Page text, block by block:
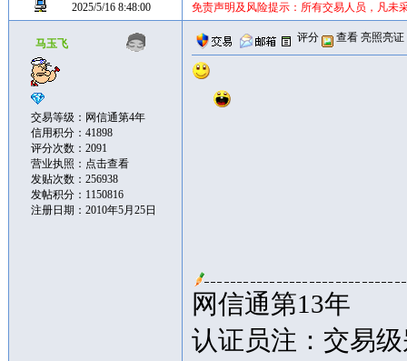
2025/5/16 8:48:00 免责声明及风险提示：所有交易人员，凡未
马玉飞
交易等级：网信通第4年
信用积分：41898
评分次数：2091
营业执照： 点击查看
发贴次数：256938
发帖积分：1150816
注册日期：2010年5月25日
评分 查看 亮照亮证
网信通第13年
认证员注：交易